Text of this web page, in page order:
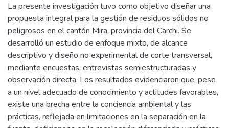
La presente investigación tuvo como objetivo diseñar una
propuesta integral para la gestión de residuos sólidos no
peligrosos en el cantón Mira, provincia del Carchi. Se
desarrolló un estudio de enfoque mixto, de alcance
descriptivo y diseño no experimental de corte transversal,
mediante encuestas, entrevistas semiestructuradas y
observación directa. Los resultados evidenciaron que, pese
a un nivel adecuado de conocimiento y actitudes favorables,
existe una brecha entre la conciencia ambiental y las
prácticas, reflejada en limitaciones en la separación en la